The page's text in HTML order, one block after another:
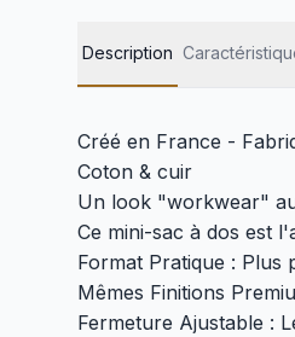
Description
Créé en France -
Coton & cuir
Un look "workwear"
Ce mini-sac à dos est
Format Pratique : Plus
Mêmes Finitions
Fermeture Ajustable :